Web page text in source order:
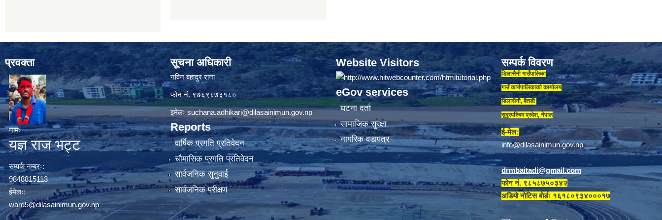
प्रवक्ता
नामः
यज्ञ राज भट्ट
सम्पर्क नम्बरः:
9848815113
ईमेलः:
ward5@dilasainimun.gov.np
सूचना अधिकारी
नविन बहादुर राना
फाेन नं. ९७६९८७३१८०
इमेलःsuchana.adhikari@dilasainimun.gov.np
Reports
वार्षिक प्रगति प्रतिवेदन
चौमासिक प्रगति प्रतिवेदन
सार्वजनिक सुनुवाई
सार्वजनिक परीक्षण
Website Visitors
eGov services
घटना दर्ता
सामाजिक सुरक्षा
नागरिक वडापत्र
सम्पर्क विवरण
डिलासैनी गाउँपालिका
गाउँ कार्यपालिकाकाे कार्यालय
डिलासैनी, बैतडी
सुदूरपश्चिम प्रदेश, नेपाल
ई-मेल:
info@dilasainimun.gov.np
drmbaitadi@gmail.com
फोन नं. ९८५८७५०३४२
अडियाे नाेटिस बाेर्डः १६१८०९३४०००१७